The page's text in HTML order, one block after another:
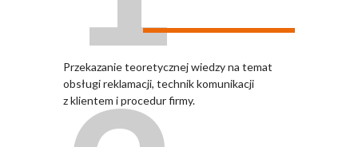
Przekazanie teoretycznej wiedzy na temat
obsługi reklamacji, technik komunikacji
z klientem i procedur firmy.